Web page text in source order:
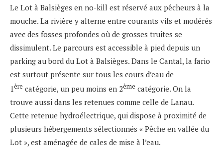
Le Lot à Balsièges en no-kill est réservé aux pêcheurs à la
mouche. La rivière y alterne entre courants vifs et modérés
avec des fosses profondes où de grosses truites se
dissimulent. Le parcours est accessible à pied depuis un
parking au bord du Lot à Balsièges. Dans le Cantal, la fario
est surtout présente sur tous les cours d’eau de
1ère catégorie, un peu moins en 2ème catégorie. On la
trouve aussi dans les retenues comme celle de Lanau.
Cette retenue hydroélectrique, qui dispose à proximité de
plusieurs hébergements sélectionnés « Pêche en vallée du
Lot », est aménagée de cales de mise à l’eau.